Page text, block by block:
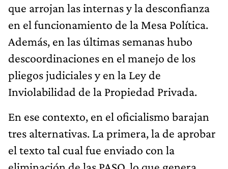
que arrojan las internas y la desconfianza
en el funcionamiento de la Mesa Política.
Además, en las últimas semanas hubo
descoordinaciones en el manejo de los
pliegos judiciales y en la Ley de
Inviolabilidad de la Propiedad Privada.
En ese contexto, en el oficialismo barajan
tres alternativas. La primera, la de aprobar
el texto tal cual fue enviado con la